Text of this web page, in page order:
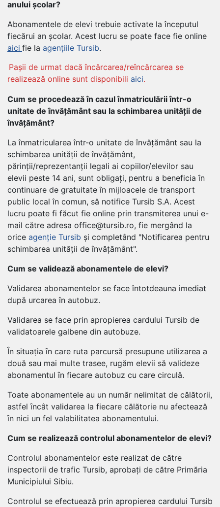
anului școlar?
Abonamentele de elevi trebuie activate la începutul
fiecărui an școlar. Acest lucru se poate face fie online
aici fie la agențiile Tursib.
Pașii de urmat dacă încărcarea/reîncărcarea se
realizează online sunt disponibili aici.
Cum se procedează în cazul înmatriculării într-o
unitate de învățământ sau la schimbarea unității de
învățământ?
La înmatricularea într-o unitate de învățământ sau la
schimbarea unității de învățământ,
părinții/reprezentanții legali ai copiilor/elevilor sau
elevii peste 14 ani, sunt obligați, pentru a beneficia în
continuare de gratuitate în mijloacele de transport
public local în comun, să notifice Tursib S.A. Acest
lucru poate fi făcut fie online prin transmiterea unui e-
mail către adresa office@tursib.ro, fie mergând la
orice agenție Tursib și completând "Notificarea pentru
schimbarea unității de învățământ".
Cum se validează abonamentele de elevi?
Validarea abonamentelor se face întotdeauna imediat
după urcarea în autobuz.
Validarea se face prin apropierea cardului Tursib de
validatoarele galbene din autobuze.
Ȋn situația ȋn care ruta parcursă presupune utilizarea a
două sau mai multe trasee, rugăm elevii să valideze
abonamentul ȋn fiecare autobuz cu care circulă.
Toate abonamentele au un număr nelimitat de călătorii,
astfel ȋncât validarea la fiecare călătorie nu afectează
ȋn nici un fel valabilitatea abonamentului.
Cum se realizează controlul abonamentelor de elevi?
Controlul abonamentelor este realizat de către
inspectorii de trafic Tursib, aprobați de către Primăria
Municipiului Sibiu.
Controlul se efectuează prin apropierea cardului Tursib